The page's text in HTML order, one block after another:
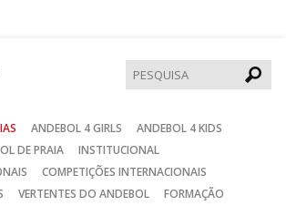
ANDEBOL 4 GIRLS
ANDEBOL 4 KIDS
DE PRAIA
INSTITUCIONAL
COMPETIÇÕES INTERNACIONAIS
VERTENTES DO ANDEBOL
FORMAÇÃO